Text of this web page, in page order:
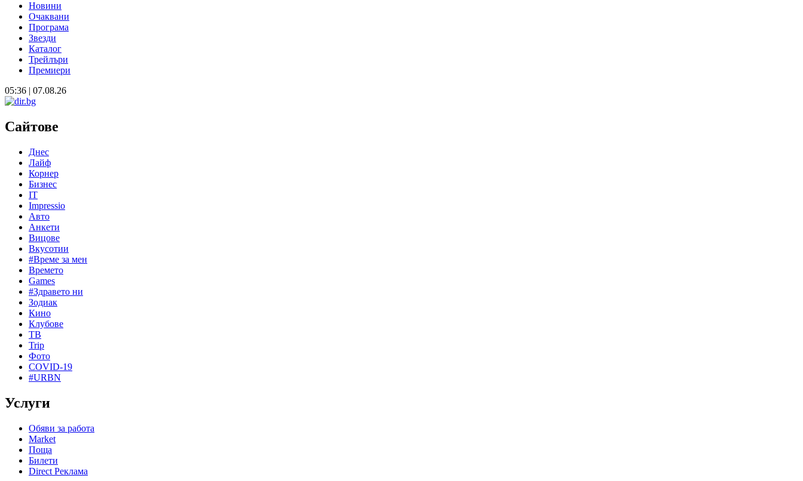
Новини
Очаквани
Програма
Звезди
Каталог
Трейлъри
Премиери
05:36 | 07.08.26
Сайтове
Днес
Лайф
Корнер
Бизнес
IT
Impressio
Авто
Анкети
Вицове
Вкусотии
#Време за мен
Времето
Games
#Здравето ни
Зодиак
Кино
Клубове
ТВ
Trip
Фото
COVID-19
#URBN
Услуги
Обяви за работа
Market
Поща
Билети
Direct Реклама